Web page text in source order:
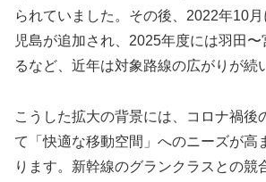
られていました。その後、2022年10
児島が追加され、2025年度には羽田
るなど、近年は対象路線の広がりが続
こうした拡大の背景には、コロナ禍後
て「快適な移動空間」へのニーズが高
ります。新幹線のグランクラスとの競